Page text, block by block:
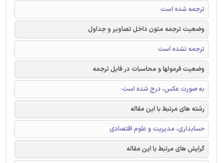
ترجمه شده است
وضعیت ترجمه متون داخل تصاویر و جداول
ترجمه نشده است
وضعیت فرمولها و محاسبات در فایل ترجمه
به صورت عکس، درج شده است
رشته های مرتبط با این مقاله
حسابداری، مدیریت و علوم اقتصادی
گرایش های مرتبط با این مقاله